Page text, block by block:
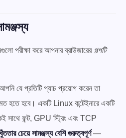
পরীক্ষা করে আপনার ব্রাউজারের গল্পটি
যে প্রতিটি প্যাচ প্রয়োগ করেন তা
হতে হবে। একটি Linux কন্টেইনারে একটি
ফন্ট, GPU স্ট্রিং এবং TCP
চেয়ে সামঞ্জস্য বেশি গুরুত্বপূর্ণ—